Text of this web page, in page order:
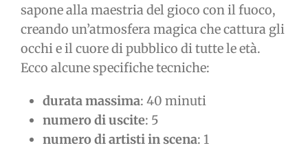
sapone alla maestria del gioco con il fuoco,
creando un’atmosfera magica che cattura gli
occhi e il cuore di pubblico di tutte le età.
Ecco alcune specifiche tecniche:
durata massima: 40 minuti
numero di uscite: 5
numero di artisti in scena: 1